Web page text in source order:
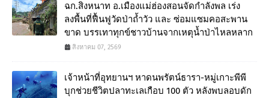
ฉก.สิงหนาท อ.เมืองแม่ฮ่องสอนจัดกำลังพล เร่ง
ลงพื้นที่ฟื้นฟูวัดป่าถ้ำวัว และ ซ่อมแซมคอสะพาน
ขาด บรรเทาทุกข์ชาวบ้านจากเหตุน้ำป่าไหลหลาก
สิงหาคม 07, 2569
เจ้าหน้าที่อุทยานฯ หาดนพรัตน์ธารา-หมู่เกาะพีพี
บุกช่วยชีวิตปลาทะเลเกือบ 100 ตัว หลังพบลอบดัก